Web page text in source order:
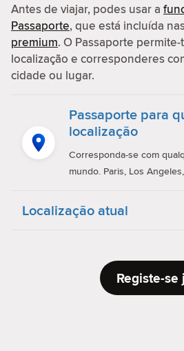
Antes de viajar, podes usar a
Passaporte, que está incluída
premium. O Passaporte
localização e corresponderes
cidade ou lugar.
Passaporte para
localização
Corresponda-se com
mundo. Paris, Los
Localização atual
Registe-se